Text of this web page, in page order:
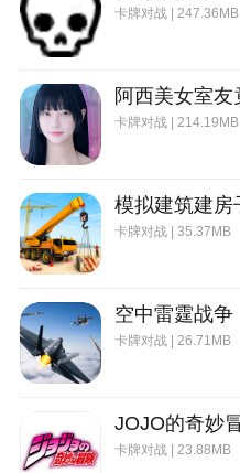
卡牌对战 | 247.36MB
阿西美女室友
卡牌对战 | 214.19MB
模拟建筑建房
卡牌对战 | 35.37MB
空中雷霆战争
卡牌对战 | 26.71MB
JOJO的奇妙
卡牌对战 | 23.88MB